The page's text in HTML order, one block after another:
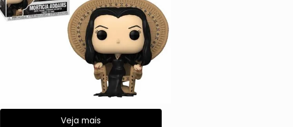
Veja mais